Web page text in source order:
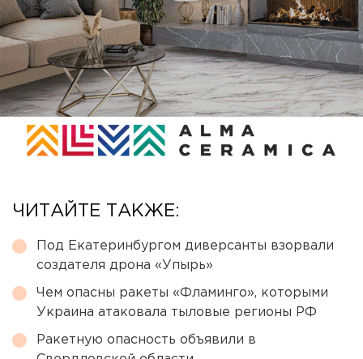
ЧИТАЙТЕ ТАКЖЕ:
Под Екатеринбургом диверсанты взорвали
создателя дрона «Упырь»
Чем опасны ракеты «Фламинго», которыми
Украина атаковала тыловые регионы РФ
Ракетную опасность объявили в